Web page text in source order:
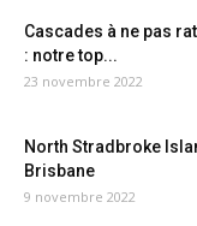
Cascades à ne pas
: notre top...
23 novembre 2022
North Stradbroke
Brisbane
9 novembre 2022